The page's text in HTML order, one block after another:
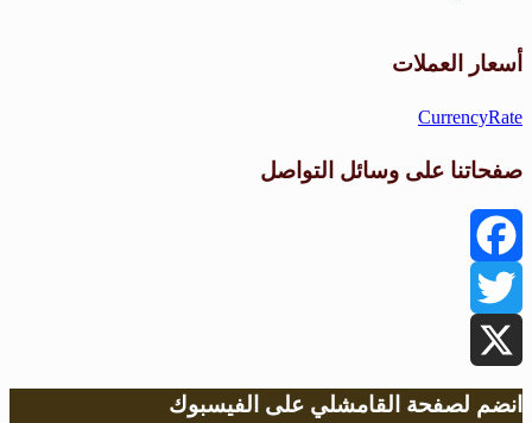
أسعار العملات
CurrencyRate
صفحاتنا على وسائل التواصل
Facebook
Twitter
X
انضم لصفحة القامشلي على الفيسبوك